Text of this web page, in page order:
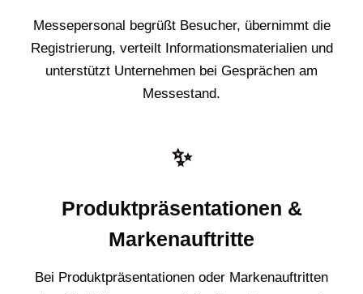
Messepersonal begrüßt Besucher, übernimmt die
Registrierung, verteilt Informationsmaterialien und
unterstützt Unternehmen bei Gesprächen am
Messestand.
✨
Produktpräsentationen &
Markenauftritte
Bei Produktpräsentationen oder Markenauftritten